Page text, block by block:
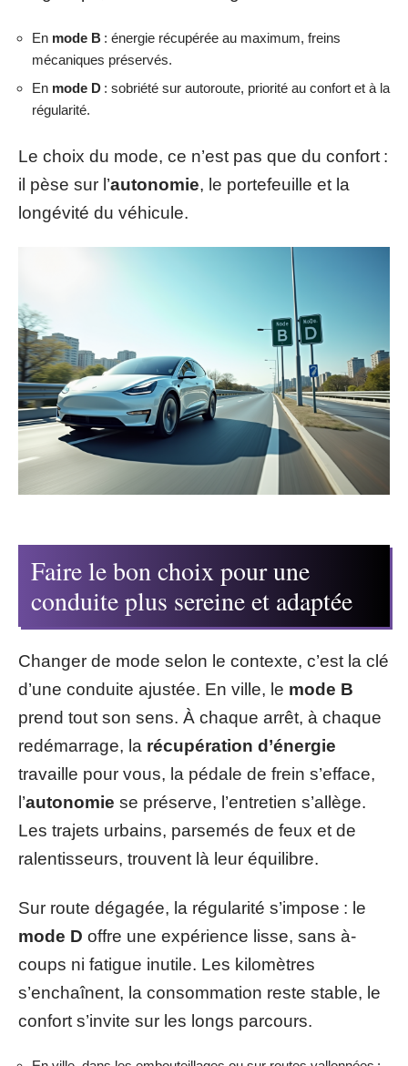
En mode B : énergie récupérée au maximum, freins
mécaniques préservés.
En mode D : sobriété sur autoroute, priorité au confort et à la
régularité.
Le choix du mode, ce n’est pas que du confort :
il pèse sur l’autonomie, le portefeuille et la
longévité du véhicule.
Faire le bon choix pour une
conduite plus sereine et adaptée
Changer de mode selon le contexte, c’est la clé
d’une conduite ajustée. En ville, le mode B
prend tout son sens. À chaque arrêt, à chaque
redémarrage, la récupération d’énergie
travaille pour vous, la pédale de frein s’efface,
l’autonomie se préserve, l’entretien s’allège.
Les trajets urbains, parsemés de feux et de
ralentisseurs, trouvent là leur équilibre.
Sur route dégagée, la régularité s’impose : le
mode D offre une expérience lisse, sans à-
coups ni fatigue inutile. Les kilomètres
s’enchaînent, la consommation reste stable, le
confort s’invite sur les longs parcours.